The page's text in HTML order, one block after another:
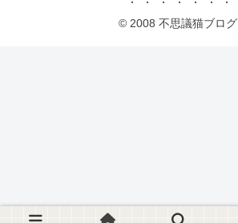
© 2008 不思議猫ブログ.